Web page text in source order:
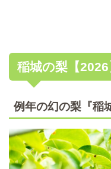
稲城の梨【
例年の幻の梨『稲